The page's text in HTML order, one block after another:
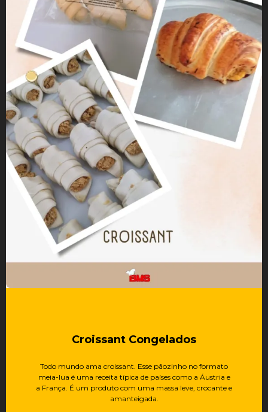
Croissant Congelados
Todo mundo ama croissant. Esse pãozinho no formato
meia-lua é uma receita típica de países como a Áustria e
a França. É um produto com uma massa leve, crocante e
amanteigada.